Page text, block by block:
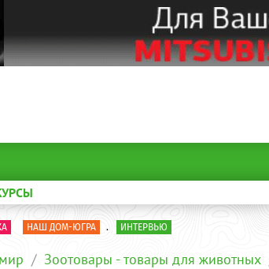
НАШ ДОМ-ЮГРА . ИНТЕРВЬЮ
Зоотовары - товары для животных